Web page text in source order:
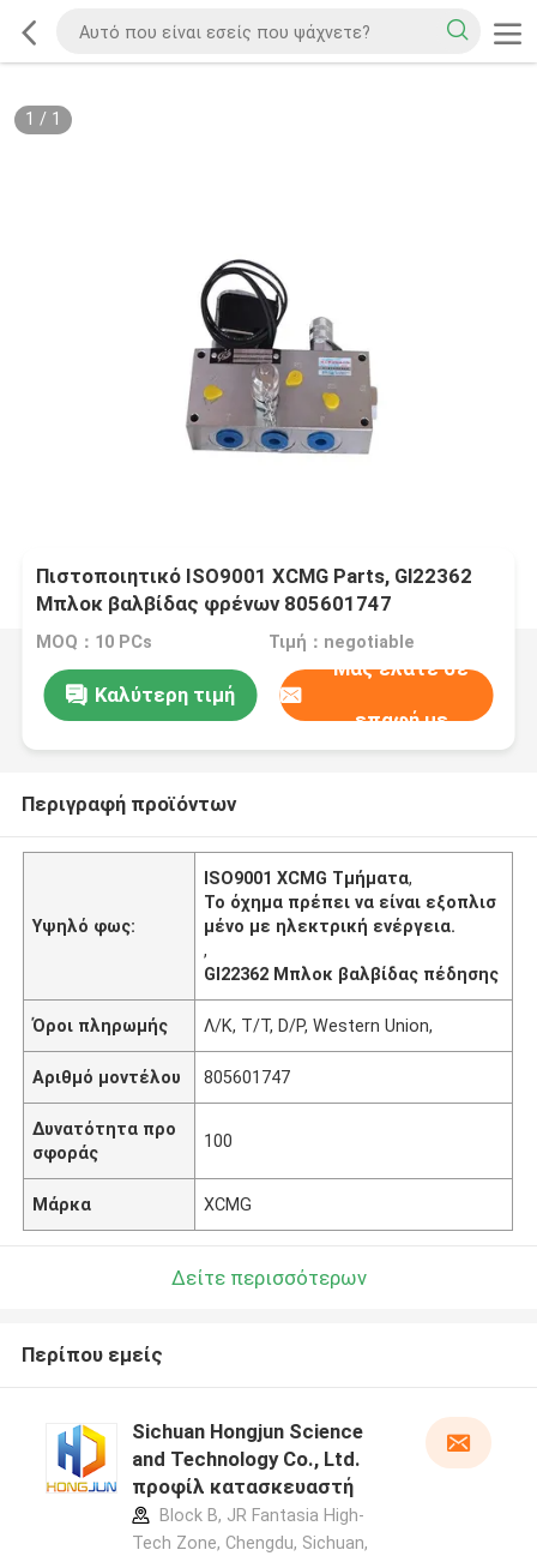
1 / 1
Πιστοποιητικό ISO9001 XCMG Parts, Gl22362
Μπλοκ βαλβίδας φρένων 805601747
MOQ：10 PCs Τιμή：negotiable
Καλύτερη τιμή
Μας ελάτε σε
επαφή με
Περιγραφή προϊόντων
Υψηλό φως:
ISO9001 XCMG Τμήματα,
Το όχημα πρέπει να είναι εξοπλισ
μένο με ηλεκτρική ενέργεια.
,
Gl22362 Μπλοκ βαλβίδας πέδησης
Όροι πληρωμής Λ/Κ, T/T, D/P, Western Union,
Αριθμό μοντέλου 805601747
Δυνατότητα προ
σφοράς
100
Μάρκα XCMG
Δείτε περισσότερων
Περίπου εμείς
Sichuan Hongjun Science
and Technology Co., Ltd.
προφίλ κατασκευαστή
Block B, JR Fantasia High-
Tech Zone, Chengdu, Sichuan,